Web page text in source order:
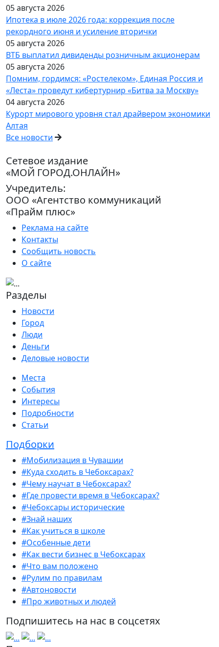
05 августа 2026
Ипотека в июле 2026 года: коррекция после
рекордного июня и усиление вторички
05 августа 2026
ВТБ выплатил дивиденды розничным акционерам
05 августа 2026
Помним, гордимся: «Ростелеком», Единая Россия и
«Леста» проведут кибертурнир «Битва за Москву»
04 августа 2026
Курорт мирового уровня стал драйвером экономики
Алтая
Все новости
Сетевое издание
«МОЙ ГОРОД.ОНЛАЙН»
Учредитель:
ООО «Агентство коммуникаций
«Прайм плюс»
Реклама на сайте
Контакты
Сообщить новость
О сайте
Разделы
Новости
Город
Люди
Деньги
Деловые новости
Места
События
Интересы
Подробности
Статьи
Подборки
#Мобилизация в Чувашии
#Куда сходить в Чебоксарах?
#Чему научат в Чебоксарах?
#Где провести время в Чебоксарах?
#Чебоксары исторические
#Знай наших
#Как учиться в школе
#Особенные дети
#Как вести бизнес в Чебоксарах
#Что вам положено
#Рулим по правилам
#Автоновости
#Про животных и людей
Подпишитесь на нас в соцсетях